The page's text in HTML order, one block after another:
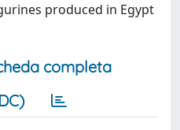
produced in Egypt
completa